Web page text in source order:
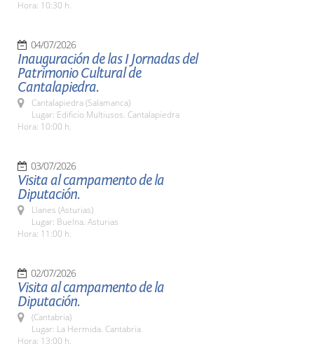
Hora: 10:30 h.
04/07/2026
Inauguración de las I Jornadas del
Patrimonio Cultural de
Cantalapiedra.
Cantalapiedra (Salamanca)
Lugar: Edificio Multiusos. Cantalapiedra
Hora: 10:00 h.
03/07/2026
Visita al campamento de la
Diputación.
Llanes (Asturias)
Lugar: Buelna. Asturias
Hora: 11:00 h.
02/07/2026
Visita al campamento de la
Diputación.
(Cantabria)
Lugar: La Hermida. Cantabria
Hora: 13:00 h.